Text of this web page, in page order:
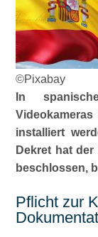
©Pixabay
In
installiert
Dekret hat
beschlossen,
Pflicht zur